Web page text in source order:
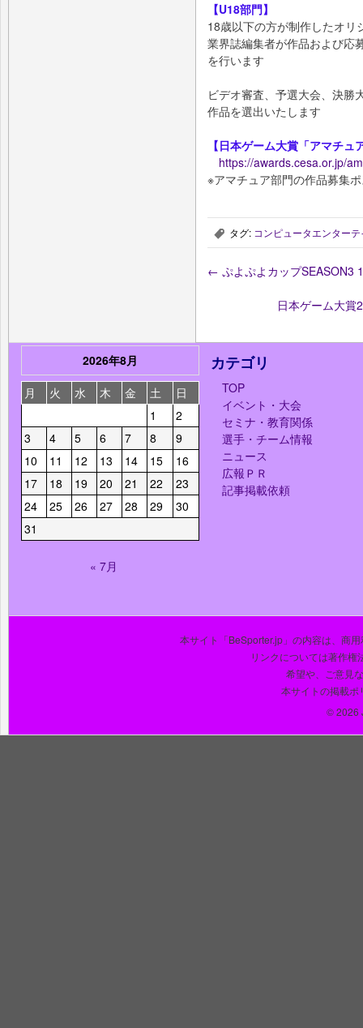
【U18部門】
18歳以下の方が制作したオリ
業界誌編集者が作品および応
を行います
ビデオ審査、予選大会、決勝
作品を選出いたします
【日本ゲーム大賞「アマチ
https://awards.cesa.or.jp/
※アマチュア部門の作品募集
, タグ: コンピュータエンター
← ぷよぷよカップSEASON3
日本ゲーム大
2026年8月
月
火 水 木 金 土
日
1
2
3
4 5 6 7 8
9
10
11 12 13 14 15
16
17
18 19 20 21 22
23
24
25 26 27 28 29
30
31
« 7月
カテゴリ
TOP
イベント・大会
セミナ・教育関係
選手・チーム情報
ニュース
広報ＰＲ
記事掲載依頼
本サイト「BeSporter.jp」の内容は、商
リンクについては著作権
希望や、ご意見
本サイトの掲載ポ
© 2026